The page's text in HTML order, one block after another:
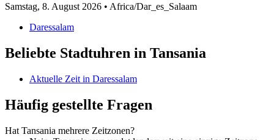
Samstag, 8. August 2026 • Africa/Dar_es_Salaam
Daressalam
Beliebte Stadtuhren in Tansania
Aktuelle Zeit in Daressalam
Häufig gestellte Fragen
Hat Tansania mehrere Zeitzonen?